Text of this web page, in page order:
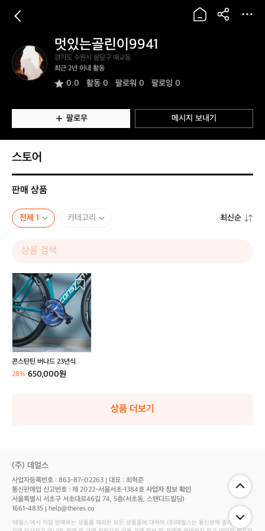
멋
있
는
이
9
4
1
멋있는골린이9941
경기도 수원시 팔달구 매교동
최근 2년 이내 활동
0.0 활동 0 팔로워 0 팔로잉 0
팔로우 메시지 보내기
스토어
판매 상품
전체 1 카테고리 최신순
콘
스
탄
틴
버
나
드
2
3
년
콘스탄틴 버나드 23년식
28% 650,000원
상품 더보기
(주) 데얼스
사업자등록번호 : 863-87-02263 대표 : 최혁준
통신판매업 신고번호 : 제 2022-서울서초-1384호 사업자 정보 확인
서울특별시 서초구 서초대로46길 74, 5층(서초동, 스탠다드빌딩)
1661-4835
help@theres.co
‘데얼스'에서 직접 판매하는 상품을 제외한 모든 상품들에 대하여 (주)데얼스는 통신판매 중개자로서